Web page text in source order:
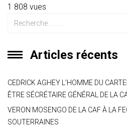
s
A
p
a
1 808 vues
Articles récents
CEDRICK AGHEY L’HOMME DU
ÊTRE SÉCRÉTAIRE GÉNÉRAL DE LA
VERON MOSENGO DE LA CAF À LA
SOUTERRAINES